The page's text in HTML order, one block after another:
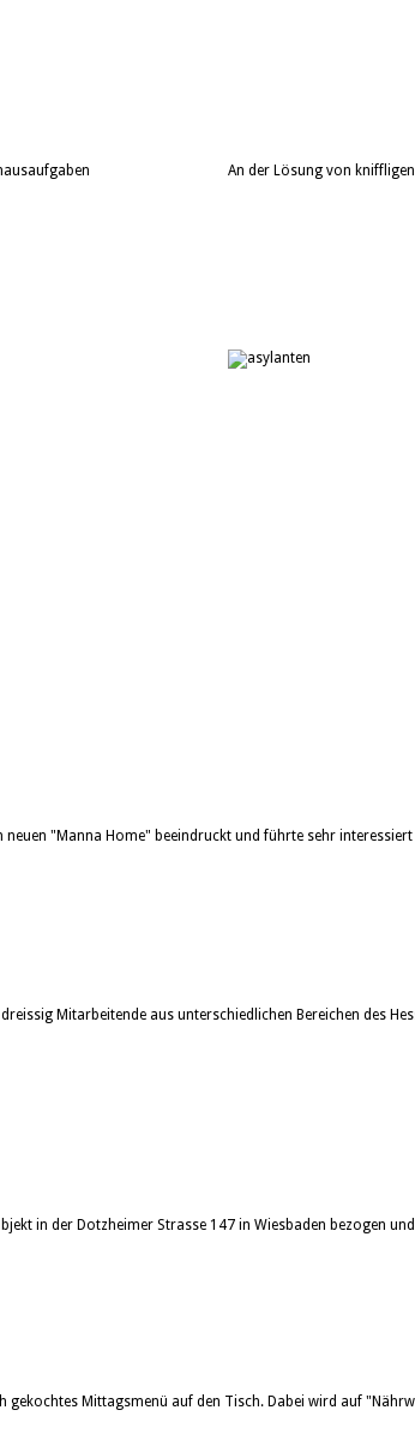
An der Lösung von
"Manna Home" beeindruckt und führte sehr
Mitarbeitende aus unterschiedlichen Bereichen des
in der Dotzheimer Strasse 147 in Wiesbaden bezogen
gekochtes Mittagsmenü auf den Tisch. Dabei wird auf